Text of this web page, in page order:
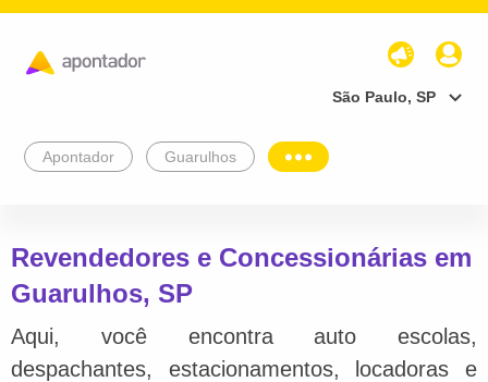
São Paulo, SP
Apontador Guarulhos
Revendedores e Concessionárias em
Guarulhos, SP
Aqui, você encontra auto escolas,
despachantes, estacionamentos, locadoras e